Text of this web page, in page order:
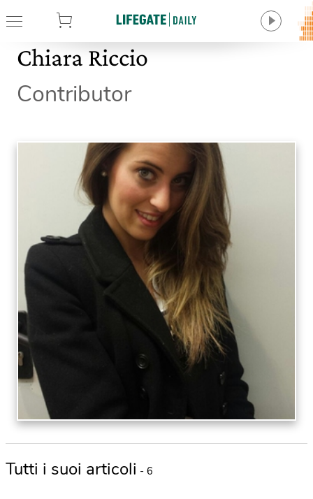
Chiara Riccio
Contributor
Tutti i suoi articoli - 6